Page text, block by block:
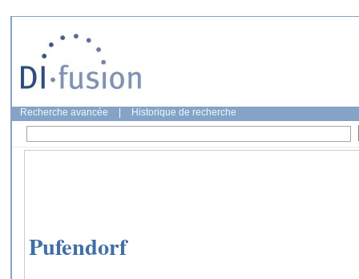
Recherche avancée Historique de recherche
Pufendorf